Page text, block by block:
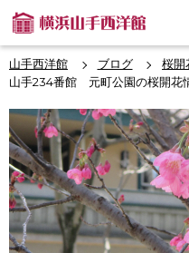
山手西洋館 ブログ
桜開
山手234番館 元町公園の桜開花情